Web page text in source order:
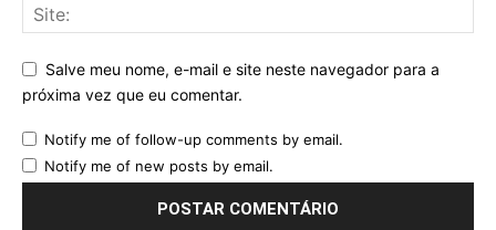
Salve meu nome, e-mail e site neste navegador para a
próxima vez que eu comentar.
Notify me of follow-up comments by email.
Notify me of new posts by email.